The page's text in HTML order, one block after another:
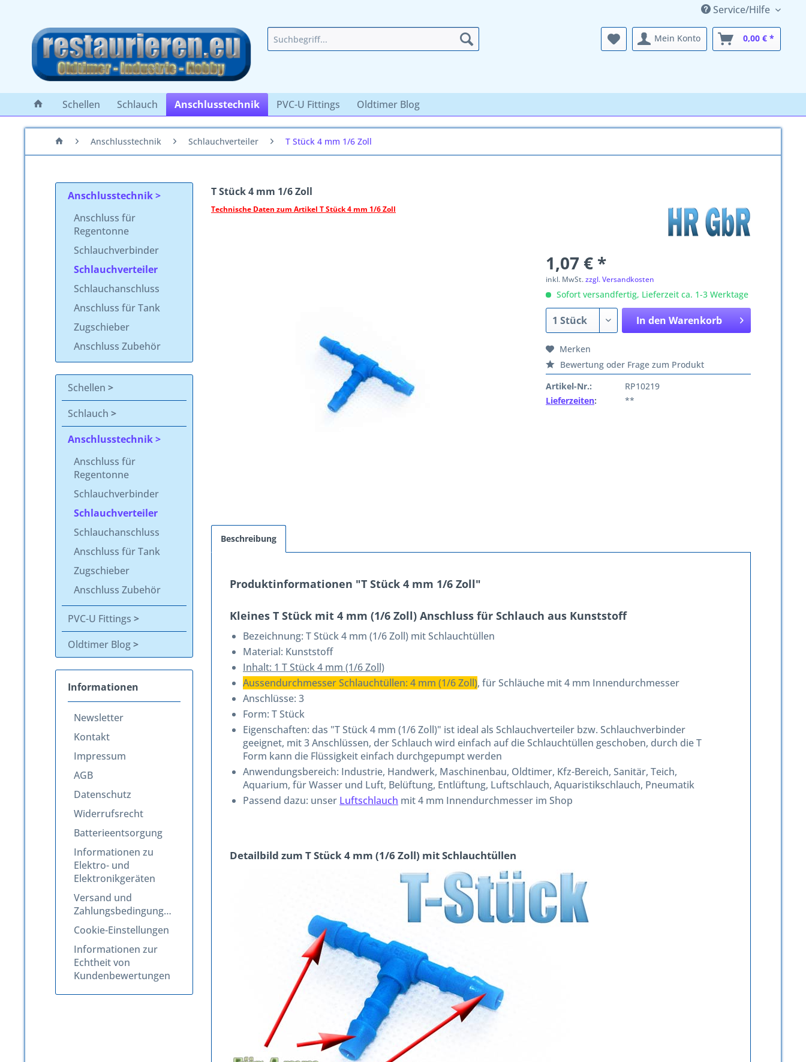
Service/Hilfe
Mein Konto 0,00 € *
Schellen Schlauch Anschlusstechnik PVC-U Fittings Oldtimer Blog
Anschlusstechnik Schlauchverteiler T Stück 4 mm 1/6 Zoll
Anschlusstechnik
Anschluss für
Regentonne
Schlauchverbinder
Schlauchverteiler
Schlauchanschluss
Anschluss für Tank
Zugschieber
Anschluss Zubehör
Schellen
Schlauch
Anschlusstechnik
Anschluss für
Regentonne
Schlauchverbinder
Schlauchverteiler
Schlauchanschluss
Anschluss für Tank
Zugschieber
Anschluss Zubehör
PVC-U Fittings
Oldtimer Blog
Informationen
Newsletter
Kontakt
Impressum
AGB
Datenschutz
Widerrufsrecht
Batterieentsorgung
Informationen zu
Elektro- und
Elektronikgeräten
Versand und
Zahlungsbedingungen
Cookie-Einstellungen
Informationen zur
Echtheit von
Kundenbewertungen
T Stück 4 mm 1/6 Zoll
Technische Daten zum Artikel T Stück 4 mm 1/6 Zoll
1,07 € *
inkl. MwSt.zzgl. Versandkosten
Sofort versandfertig, Lieferzeit ca. 1-3 Werktage
In den Warenkorb
Merken
Bewertung oder Frage zum Produkt
Artikel-Nr.:
RP10219
Lieferzeiten: **
Beschreibung
Produktinformationen "T Stück 4 mm 1/6 Zoll"
Kleines T Stück mit 4 mm (1/6 Zoll) Anschluss für Schlauch aus Kunststoff
Bezeichnung: T Stück 4 mm (1/6 Zoll) mit Schlauchtüllen
Material: Kunststoff
Inhalt: 1 T Stück 4 mm (1/6 Zoll)
Aussendurchmesser Schlauchtüllen: 4 mm (1/6 Zoll), für Schläuche mit 4 mm Innendurchmesser
Anschlüsse: 3
Form: T Stück
Eigenschaften: das "T Stück 4 mm (1/6 Zoll)" ist ideal als Schlauchverteiler bzw. Schlauchverbinder
geeignet, mit 3 Anschlüssen, der Schlauch wird einfach auf die Schlauchtüllen geschoben, durch die T
Form kann die Flüssigkeit einfach durchgepumpt werden
Anwendungsbereich: Industrie, Handwerk, Maschinenbau, Oldtimer, Kfz-Bereich, Sanitär, Teich,
Aquarium, für Wasser und Luft, Belüftung, Entlüftung, Luftschlauch, Aquaristikschlauch, Pneumatik
Passend dazu: unser Luftschlauch mit 4 mm Innendurchmesser im Shop
Detailbild zum T Stück 4 mm (1/6 Zoll) mit Schlauchtüllen